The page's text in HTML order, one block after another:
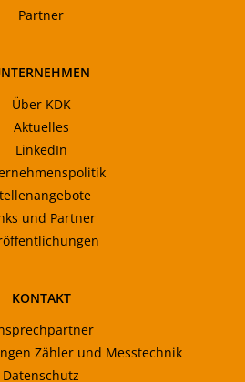
Partner
Über KDK
Aktuelles
LinkedIn
und Partner
KONTAKT
Zähler und Messtechnik
Datenschutz